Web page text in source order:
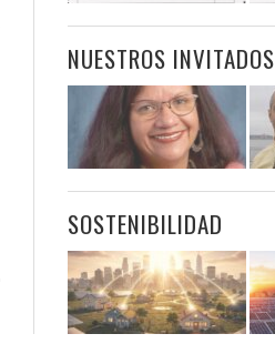
NUESTROS INVITADOS
SOSTENIBILIDAD